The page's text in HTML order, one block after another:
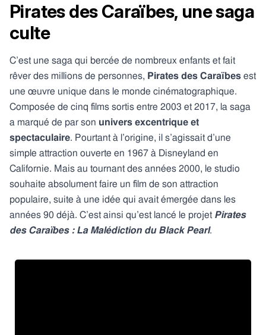
Pirates des Caraïbes, une saga
culte
C’est une saga qui bercée de nombreux enfants et fait
rêver des millions de personnes, Pirates des Caraïbes est
une œuvre unique dans le monde cinématographique.
Composée de cinq films sortis entre 2003 et 2017, la saga
a marqué de par son univers excentrique et
spectaculaire. Pourtant à l’origine, il s’agissait d’une
simple attraction ouverte en 1967 à Disneyland en
Californie. Mais au tournant des années 2000, le studio
souhaite absolument faire un film de son attraction
populaire, suite à une idée qui avait émergée dans les
années 90 déjà. C’est ainsi qu’est lancé le projet Pirates
des Caraïbes : La Malédiction du Black Pearl.